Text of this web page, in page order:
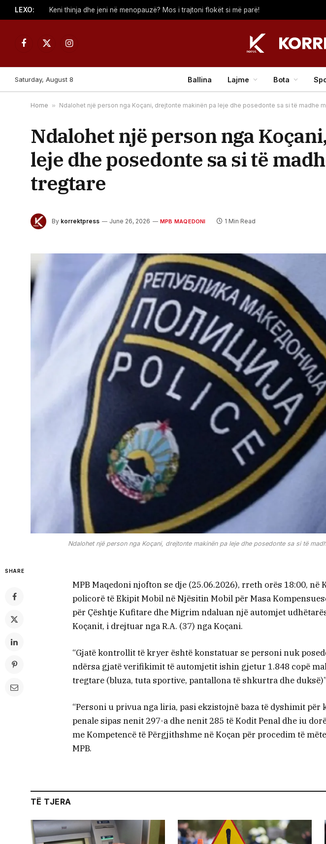
LEXO: Keni thinja dhe jeni në menopauzë? Mos i trajtoni flokët si më parë!
Facebook
X
Instagram
Saturday, August 8 Ballina Lajme Bota
Home » Ndalohet një person nga Koçani, drejtonte makinën pa leje dhe posedonte sa si të madhe
Ndalohet një person nga
leje dhe posedonte sa si të
tregtare
By korrektpress June 26, 2026 MPB MAQEDONI 1 Min Read
Ndalohet një person nga Koçani, drejtonte makinën pa leje dhe posedonte sa si të
SHARE
MPB Maqedoni njofton se dje (25.06.2026), rreth orës 18:00, në
policorë të Ekipit Mobil në Njësitin Mobil për Masa
për Çështje Kufitare dhe Migrim ndaluan një automjet
Koçanit, i drejtuar nga R.A. (37) nga Koçani.
“Gjatë kontrollit të kryer është konstatuar se personi nuk
ndërsa gjatë verifikimit të automjetit ishin gjetur 1.848 copë
tregtare (bluza, tuta sportive, pantallona të shkurtra dhe
“Personi u privua nga liria, pasi ekzistojnë baza të dyshimit për
penale sipas nenit 297-a dhe nenit 285 të Kodit Penal dhe iu
me Kompetencë të Përgjithshme në Koçan për procedim të
MPB.
TË TJERA